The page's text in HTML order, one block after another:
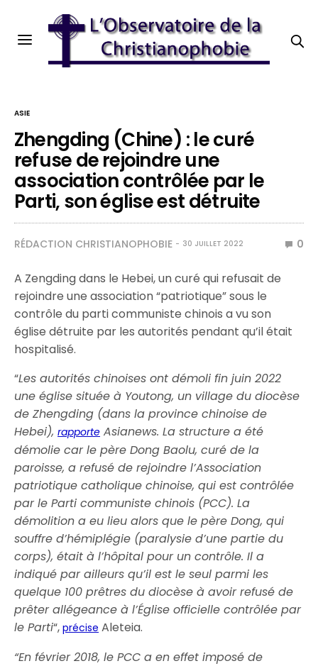
ASIE
Zhengding (Chine) : le curé
refuse de rejoindre une
association contrôlée par le
Parti, son église est détruite
RÉDACTION CHRISTIANOPHOBIE 30 JUILLET 2022 0
A Zengding dans le Hebei, un curé qui refusait de
rejoindre une association “patriotique” sous le
contrôle du parti communiste chinois a vu son
église détruite par les autorités pendant qu’il était
hospitalisé.
“Les autorités chinoises ont démoli fin juin 2022
une église située à Youtong, un village du diocèse
de Zhengding (dans la province chinoise de
Hebei),rapporte Asianews. La structure a été
démolie car le père Dong Baolu, curé de la
paroisse, a refusé de rejoindre l’Association
patriotique catholique chinoise, qui est contrôlée
par le Parti communiste chinois (PCC). La
démolition a eu lieu alors que le père Dong, qui
souffre d’hémiplégie (paralysie d’une partie du
corps), était à l’hôpital pour un contrôle. Il a
indiqué par ailleurs qu’il est le seul parmi les
quelque 100 prêtres du diocèse à avoir refusé de
prêter allégeance à l’Église officielle contrôlée par
le Parti“,précise Aleteia.
“En février 2018, le PCC a en effet imposé de